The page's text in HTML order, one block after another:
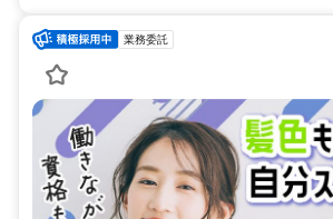
業務委託